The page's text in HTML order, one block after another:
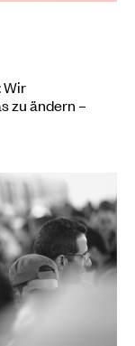
Wir
zu ändern –